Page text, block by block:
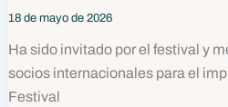
18 de mayo de 2026
Ha sido invitado por el festival y
socios internacionales para el
Festival